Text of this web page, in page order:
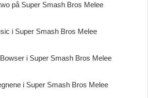
på Super Smash Bros Melee
i Super Smash Bros Melee
i Super Smash Bros Melee
i Super Smash Bros Melee